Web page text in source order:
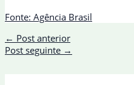
Fonte: Agência Brasil
← Post anterior
Post seguinte →